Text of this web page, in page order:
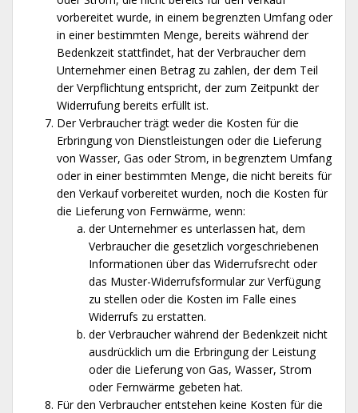
vorbereitet wurde, in einem begrenzten Umfang oder
in einer bestimmten Menge, bereits während der
Bedenkzeit stattfindet, hat der Verbraucher dem
Unternehmer einen Betrag zu zahlen, der dem Teil
der Verpflichtung entspricht, der zum Zeitpunkt der
Widerrufung bereits erfüllt ist.
Der Verbraucher trägt weder die Kosten für die
Erbringung von Dienstleistungen oder die Lieferung
von Wasser, Gas oder Strom, in begrenztem Umfang
oder in einer bestimmten Menge, die nicht bereits für
den Verkauf vorbereitet wurden, noch die Kosten für
die Lieferung von Fernwärme, wenn:
der Unternehmer es unterlassen hat, dem
Verbraucher die gesetzlich vorgeschriebenen
Informationen über das Widerrufsrecht oder
das Muster-Widerrufsformular zur Verfügung
zu stellen oder die Kosten im Falle eines
Widerrufs zu erstatten.
der Verbraucher während der Bedenkzeit nicht
ausdrücklich um die Erbringung der Leistung
oder die Lieferung von Gas, Wasser, Strom
oder Fernwärme gebeten hat.
Für den Verbraucher entstehen keine Kosten für die